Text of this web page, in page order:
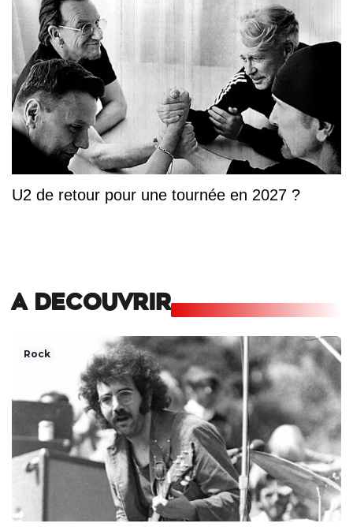
U2 de retour pour une tournée en 2027 ?
A DECOUVRIR
Rock